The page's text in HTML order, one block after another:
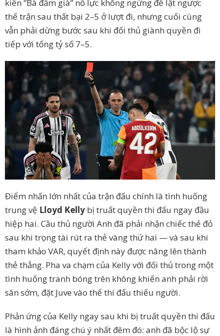
kiến “Bà đầm già” nỗ lực không ngừng để lật ngược
thế trận sau thất bại 2–5 ở lượt đi, nhưng cuối cùng
vẫn phải dừng bước sau khi đối thủ giành quyền đi
tiếp với tổng tỷ số 7–5.
Điểm nhấn lớn nhất của trận đấu chính là tình huống
trung vệ Lloyd Kelly bị truất quyền thi đấu ngay đầu
hiệp hai. Cầu thủ người Anh đã phải nhận chiếc thẻ đỏ
sau khi trọng tài rút ra thẻ vàng thứ hai — và sau khi
tham khảo VAR, quyết định này được nâng lên thành
thẻ thẳng. Pha va chạm của Kelly với đối thủ trong một
tình huống tranh bóng trên không khiến anh phải rời
sân sớm, đặt Juve vào thế thi đấu thiếu người.
Phản ứng của Kelly ngay sau khi bị truất quyền thi đấu
là hình ảnh đáng chú ý nhất đêm đó: anh đã bộc lộ sự